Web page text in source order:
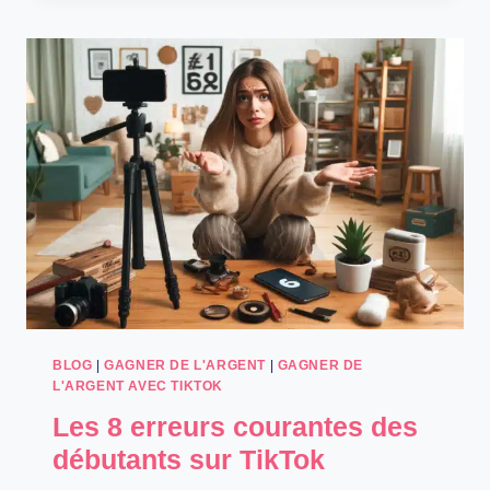
ÉTAPES
POUR
UN
BUSINESS
RENTABLE
SANS
PRODUIT
BLOG |GAGNER DE L'ARGENT| GAGNER DE
L'ARGENT AVEC TIKTOK
Les 8 erreurs courantes des
débutants sur TikTok